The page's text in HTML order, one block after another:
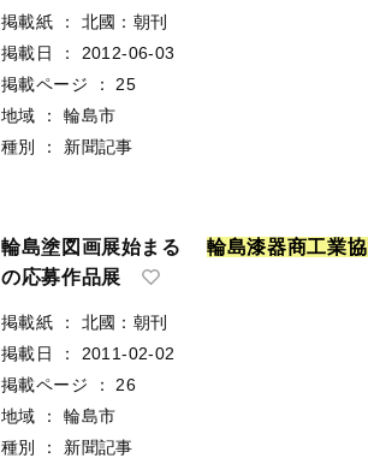
掲載紙 ：
北國：朝刊
掲載日
：
2012-06-03
掲載ページ
：
25
地域
：
輪島市
種別
： 新聞記事
輪島塗図画展始まる輪島漆器商工業協
の応募作品展
掲載紙 ：
北國：朝刊
掲載日
：
2011-02-02
掲載ページ
：
26
地域
：
輪島市
種別
： 新聞記事